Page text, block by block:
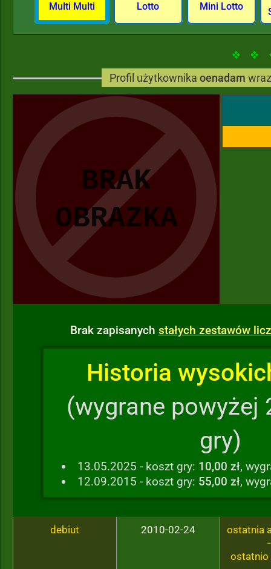
Multi Multi Lotto Mini Lotto
Profil użytkownika oenadam
Brak zapisanych stałych zestawów
Historia
(wygrane powyżej
gry)
13.05.2025 - koszt gry: 10,00 zł,
12.09.2015 - koszt gry: 55,00 zł,
debiut 2010-02-24
ostatnia
ostatnio